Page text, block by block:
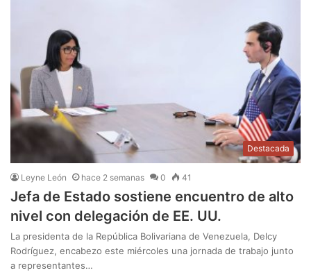
Destacada
Leyne León hace 2 semanas 0 41
Jefa de Estado sostiene encuentro de alto
nivel con delegación de EE. UU.
La presidenta de la República Bolivariana de Venezuela, Delcy
Rodríguez, encabezo este miércoles una jornada de trabajo junto
a representantes…